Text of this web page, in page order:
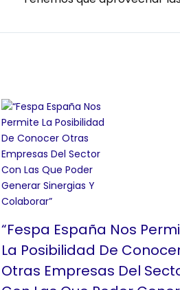
“Fespa España Nos
La Posibilidad De
Otras Empresas Del